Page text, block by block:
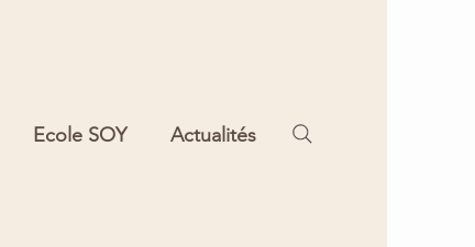
Ecole SOY Actualités